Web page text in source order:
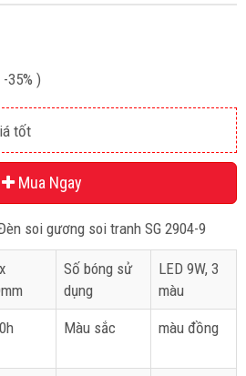
-35% )
tốt
Mua Ngay
soi gương soi tranh SG 2904-9
Số bóng sử
dụng
LED 9W, 3
màu
Màu sắc màu đồng